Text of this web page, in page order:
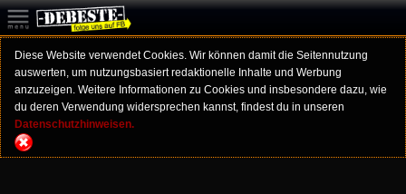
Diese Website verwendet Cookies. Wir können damit die Seitennutzung
auswerten, um nutzungsbasiert redaktionelle Inhalte und Werbung
anzuzeigen. Weitere Informationen zu Cookies und insbesondere dazu, wie
du deren Verwendung widersprechen kannst, findest du in unseren
Datenschutzhinweisen.